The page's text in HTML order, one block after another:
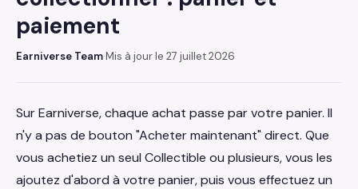
paiement
Earniverse Team·Mis à jour le 27 juillet 2026
Sur Earniverse, chaque achat passe par votre panier. Il
n'y a pas de bouton "Acheter maintenant" direct. Que
vous achetiez un seul Collectible ou plusieurs, vous les
ajoutez d'abord à votre panier, puis vous effectuez un